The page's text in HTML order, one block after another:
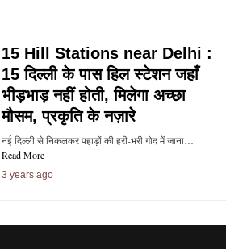
15 Hill Stations near Delhi :
15 दिल्ली के पास हिल स्टेशन जहाँ
भीड़भाड़ नहीं होती, मिलेगा अच्छा
मौसम, प्रकृति के नज़ारे
नई दिल्ली से निकलकर पहाड़ों की हरी-भरी गोद में जाना…
Read More
3 years ago